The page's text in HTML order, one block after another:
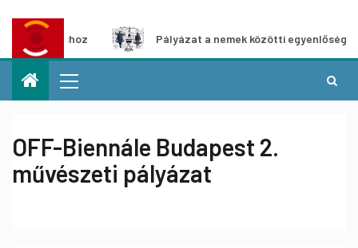
Pályázat a nemek közötti egyenlőség európai
OFF-Biennále Budapest 2.
művészeti pályázat